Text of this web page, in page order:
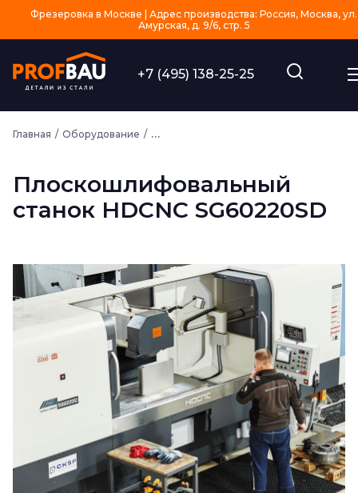
Фрезеровка в Москве | Адрес производства: Россия, Москва, ул.
Амурская, д. 9/6, стр. 5
+7 (495) 138-25-25
Главная Оборудование Плоскошлифовальный станок HDCNC
Плоскошлифовальный
станок HDCNC SG60220SD